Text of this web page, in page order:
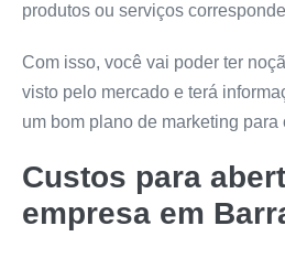
produtos ou serviços
Com isso, você vai poder ter
visto pelo mercado e terá
um bom plano de marketing para
Custos para
empresa em